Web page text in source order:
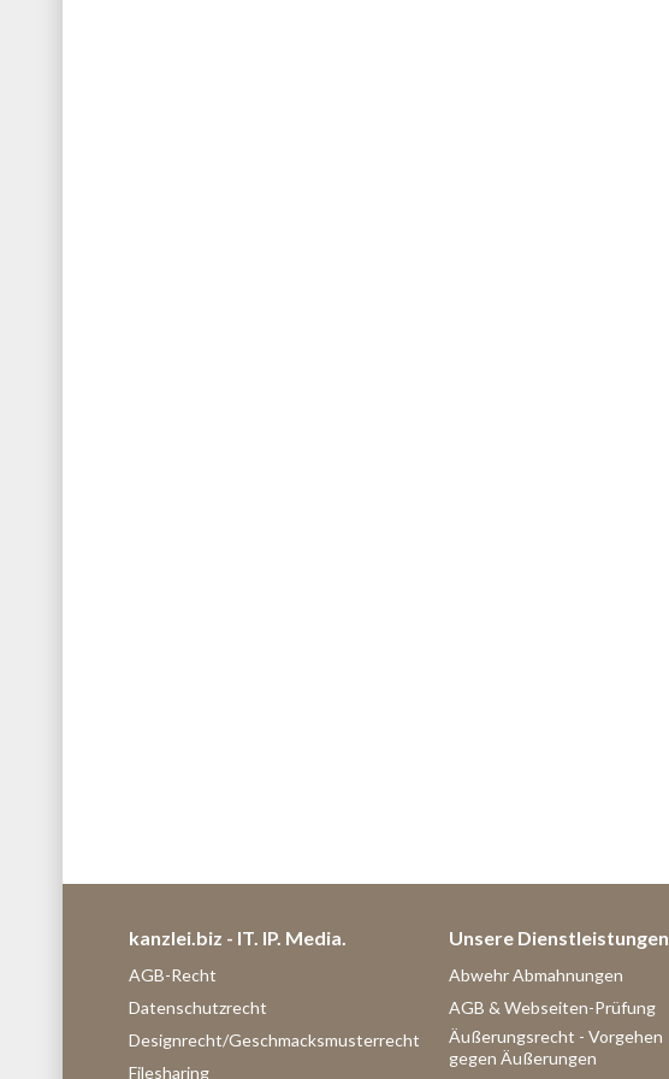
kanzlei.biz - IT. IP. Media.
AGB-Recht
Datenschutzrecht
Designrecht/Geschmacksmusterrecht
Filesharing
Unsere Dienstleistungen
Abwehr Abmahnungen
AGB & Webseiten-Prüfung
Äußerungsrecht - Vorgehen
gegen Äußerungen